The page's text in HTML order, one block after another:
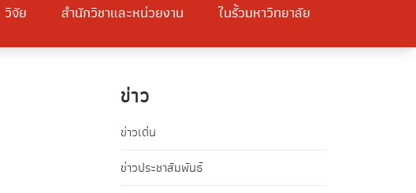
วิจัย สำนักวิชาและหน่วยงาน ในรั้วมหาวิทยาลัย
ข่าว
ข่าวเด่น
ข่าวประชาสัมพันธ์